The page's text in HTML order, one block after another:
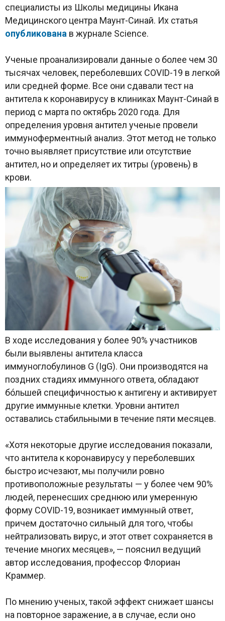
специалисты из Школы медицины Икана
Медицинского центра Маунт-Синай. Их статья
опубликована в журнале Science.
Ученые проанализировали данные о более чем 30
тысячах человек, переболевших COVID-19 в легкой
или средней форме. Все они сдавали тест на
антитела к коронавирусу в клиниках Маунт-Синай в
период с марта по октябрь 2020 года. Для
определения уровня антител ученые провели
иммуноферментный анализ. Этот метод не только
точно выявляет присутствие или отсутствие
антител, но и определяет их титры (уровень) в
крови.
В ходе исследования у более 90% участников
были выявлены антитела класса
иммуноглобулинов G (IgG). Они производятся на
поздних стадиях иммунного ответа, обладают
бóльшей специфичностью к антигену и активирует
другие иммунные клетки. Уровни антител
оставались стабильными в течение пяти месяцев.
«Хотя некоторые другие исследования показали,
что антитела к коронавирусу у переболевших
быстро исчезают, мы получили ровно
противоположные результаты — у более чем 90%
людей, перенесших среднюю или умеренную
форму COVID-19, возникает иммунный ответ,
причем достаточно сильный для того, чтобы
нейтрализовать вирус, и этот ответ сохраняется в
течение многих месяцев», — пояснил ведущий
автор исследования, профессор Флориан
Краммер.
По мнению ученых, такой эффект снижает шансы
на повторное заражение, а в случае, если оно